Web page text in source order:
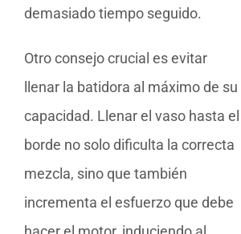
demasiado tiempo seguido.
Otro consejo crucial es evitar
llenar la batidora al máximo de su
capacidad. Llenar el vaso hasta el
borde no solo dificulta la correcta
mezcla, sino que también
incrementa el esfuerzo que debe